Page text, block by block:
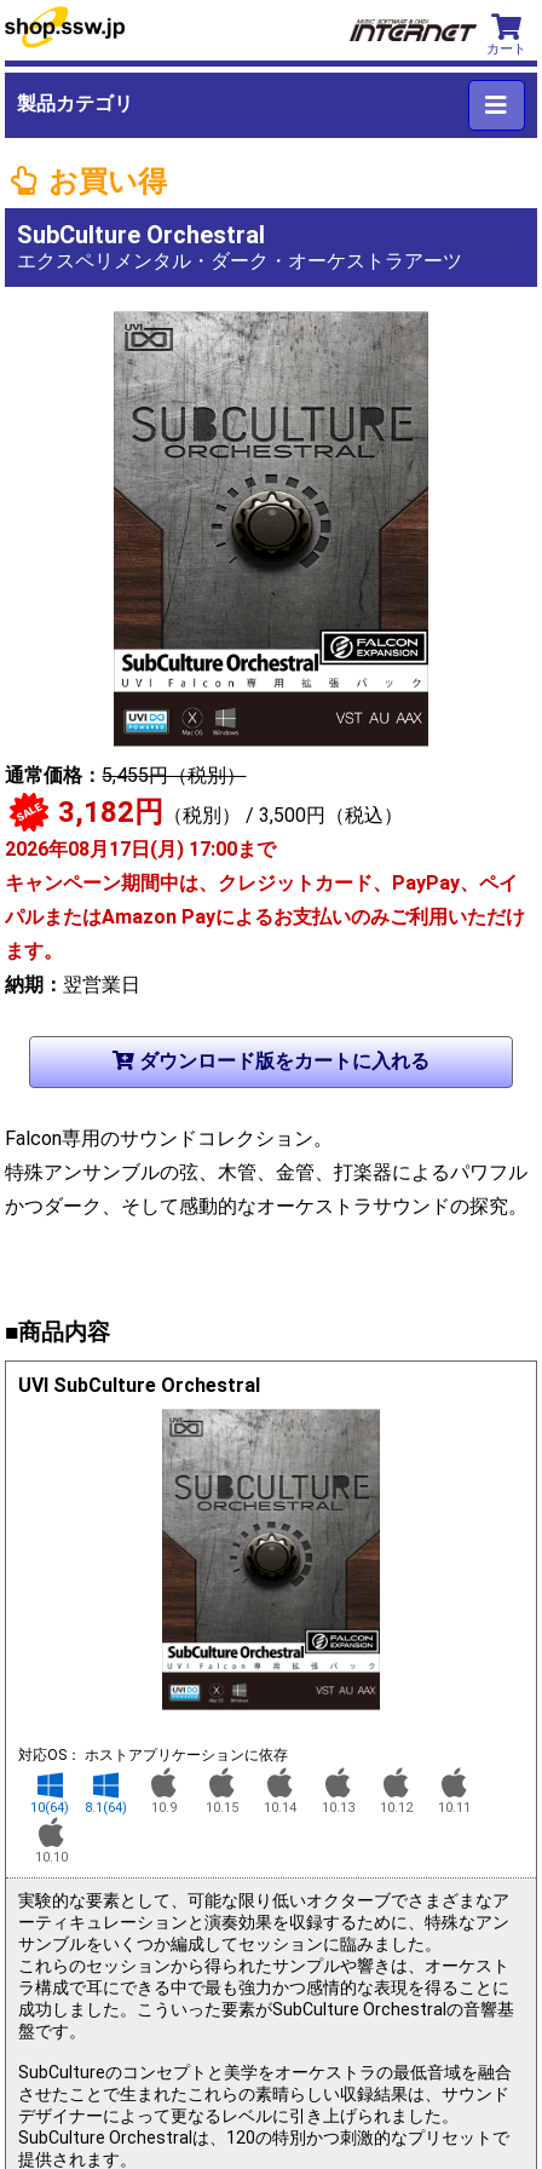
カート
製品カテゴリ
お買い得
SubCulture Orchestral
エクスペリメンタル・ダーク・オーケストラアーツ
通常価格：5,455円（税別）
SALE 3,182円
（税別） / 3,500円（税込）
2026年08月17日(月) 17:00まで
キャンペーン期間中は、クレジットカード、PayPay、ペイ
パルまたはAmazon Payによるお支払いのみご利用いただけ
ます。
納期： 翌営業日
Falcon専用のサウンドコレクション。
特殊アンサンブルの弦、木管、金管、打楽器によるパワフル
かつダーク、そして感動的なオーケストラサウンドの探究。
■商品内容
UVI SubCulture Orchestral
対応OS： ホストアプリケーションに依存
10(64) 8.1(64) 10.9 10.15 10.14 10.13 10.12 10.11
10.10
実験的な要素として、可能な限り低いオクターブでさまざまなア
ーティキュレーションと演奏効果を収録するために、特殊なアン
サンブルをいくつか編成してセッションに臨みました。
これらのセッションから得られたサンプルや響きは、オーケスト
ラ構成で耳にできる中で最も強力かつ感情的な表現を得ることに
成功しました。こういった要素がSubCulture Orchestralの音響基
盤です。
SubCultureのコンセプトと美学をオーケストラの最低音域を融合
させたことで生まれたこれらの素晴らしい収録結果は、サウンド
デザイナーによって更なるレベルに引き上げられました。
SubCulture Orchestralは、120の特別かつ刺激的なプリセットで
提供されます。